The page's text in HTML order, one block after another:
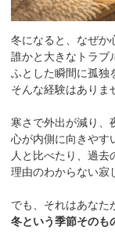
冬になると、なぜか
誰かと大きなトラブ
ふとした瞬間に孤
そんな経験はありま
寒さで外出が減り、
心が内側に向きやす
人と比べたり、過去
理由のわからない寂
でも、それはあなた
冬という季節そのも